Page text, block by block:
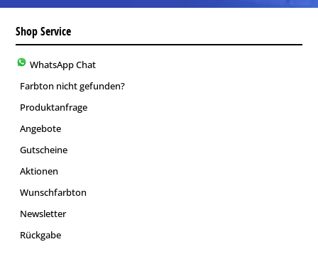
Shop Service
WhatsApp Chat
Farbton nicht gefunden?
Produktanfrage
Angebote
Gutscheine
Aktionen
Wunschfarbton
Newsletter
Rückgabe